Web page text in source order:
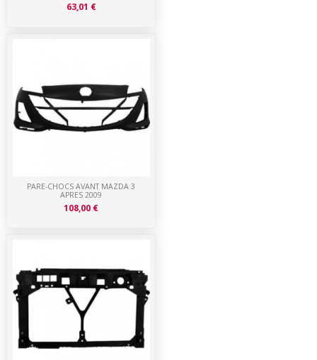
PARE-CHOCS AVANT MAZDA 3
APRES 2009
108,00 €
63,01 €